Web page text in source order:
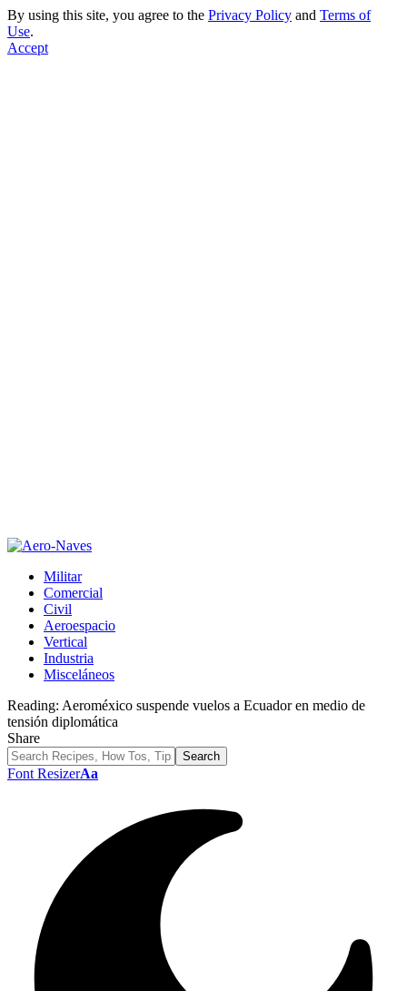
By using this site, you agree to the Privacy Policy and Terms of
Use.
Accept
Militar
Comercial
Civil
Aeroespacio
Vertical
Industria
Misceláneos
Reading: Aeroméxico suspende vuelos a Ecuador en medio de
tensión diplomática
Share
Font ResizerAa